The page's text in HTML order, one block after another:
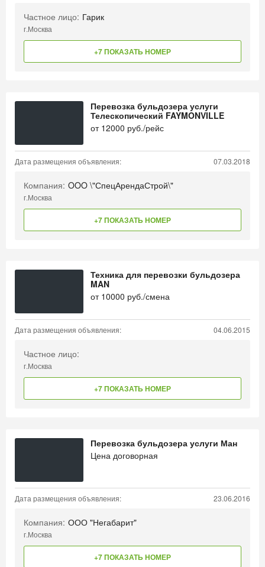
Частное лицо: Гарик
г.Москва
+7 ПОКАЗАТЬ НОМЕР
Перевозка бульдозера услуги
Телескопический FAYMONVILLE
от 12000 руб./рейс
Дата размещения объявления: 07.03.2018
Компания: OOO \"СпецАрендаСтрой\"
г.Москва
+7 ПОКАЗАТЬ НОМЕР
Техника для перевозки бульдозера
MAN
от 10000 руб./смена
Дата размещения объявления: 04.06.2015
Частное лицо:
г.Москва
+7 ПОКАЗАТЬ НОМЕР
Перевозка бульдозера услуги Ман
Цена договорная
Дата размещения объявления: 23.06.2016
Компания: ООО "Негабарит"
г.Москва
+7 ПОКАЗАТЬ НОМЕР